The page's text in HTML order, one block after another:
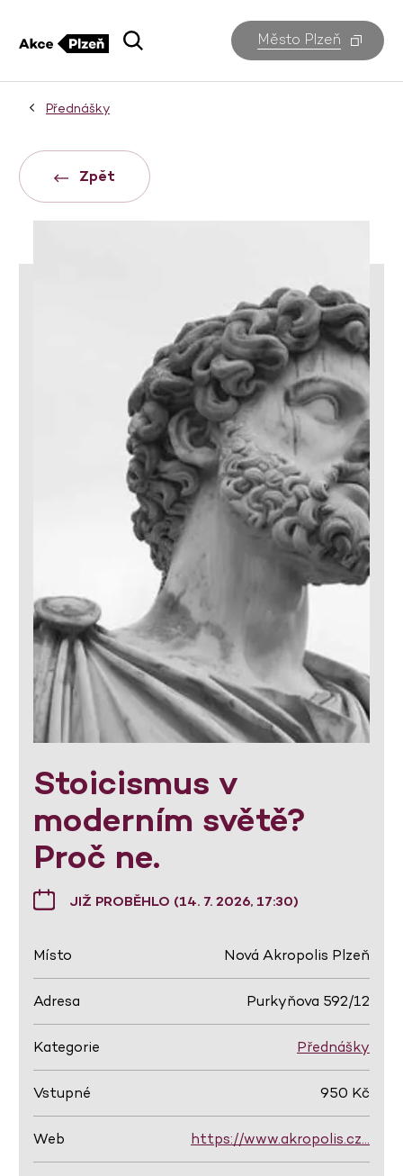
Město Plzeň
Přednášky
Zpět
Stoicismus v
moderním světě?
Proč ne.
JIŽ PROBĚHLO (14. 7. 2026, 17:30)
Místo Nová Akropolis Plzeň
Adresa Purkyňova 592/12
Kategorie Přednášky
Vstupné 950 Kč
Web https://www.akropolis.cz…